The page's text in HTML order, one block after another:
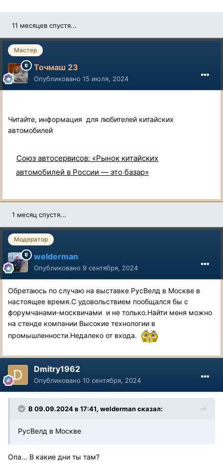
11 месяцев спустя...
Мастер
Точмаш 23
Опубликовано 15 июля, 2024
Читайте, информация для любителей китайских
автомобилей
Союз автосервисов: «Рынок китайских
автомобилей в России — это базар»
1 месяц спустя...
Модератор
welderman
Опубликовано 9 сентября, 2024
Обретаюсь по случаю на выставке РусВелд в Москве в
настоящее время.С удовольствием пообщался бы с
форумчанами-москвичами и не только.Найти меня можно
на стенде компании Высокие технологии в
промышленности.Недалеко от входа.
Dmitry1962
Опубликовано 10 сентября, 2024
В 09.09.2024 в 17:41, weldermanсказал:
РусВелд в Москве
Опа... В какие дни ты там?